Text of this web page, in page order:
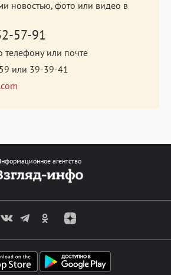
новостью, фото или видео в
57-91
телефону или почте
или 39-39-41
агентство